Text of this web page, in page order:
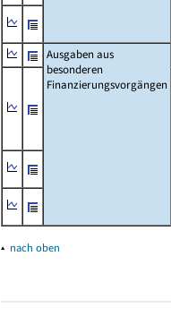
Ausgaben aus
besonderen
Finanzierungsvorgängen
▴ nach oben